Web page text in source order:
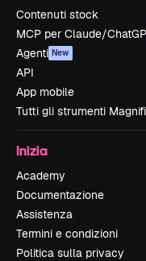
Contenuti stock
MCP per Claude/
Agenti New
API
App mobile
Tutti gli strumenti
Inizia
Academy
Documentazione
Assistenza
Termini e condizioni
Politica sulla privacy